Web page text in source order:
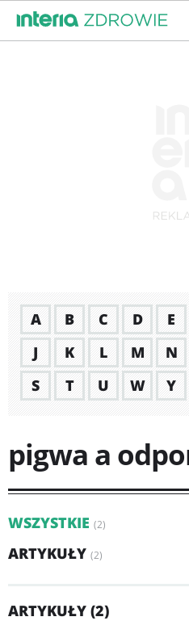
A B C D E
J
K L M N
S
T U W Y
pigwa a
WSZYSTKIE (2)
ARTYKUŁY (2)
ARTYKUŁY (2)